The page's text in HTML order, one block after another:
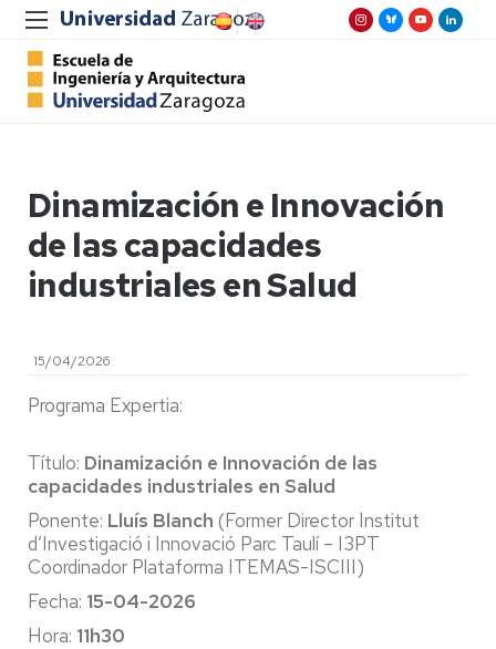
Dinamización e Innovación
de las capacidades
industriales en Salud
15/04/2026
Programa Expertia:
Título: Dinamización e Innovación de las
capacidades industriales en Salud
Ponente: Lluís Blanch (Former Director Institut
d’Investigació i Innovació Parc Taulí – I3PT
Coordinador Plataforma ITEMAS-ISCIII)
Fecha: 15-04-2026
Hora: 11h30